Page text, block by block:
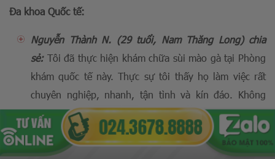
Đa khoa Quốc tế:
Nguyễn Thành N. (29 tuổi, Nam Thăng Long) chia
sẻ:Tôi đã thực hiện khám chữa sùi mào gà tại Phòng
khám quốc tế này. Thực sự tôi thấy họ làm việc rất
chuyên nghiệp, nhanh, tận tình và kín đáo. Không
gian tại phòng khám cũng rất riêng tư.
Bùi Thị Huyền Tr. (31 tuổi, Từ Liêm) chia sẻ:Tôi bị lây
sùi mào gà khi quan hệ tình dục ngoài luồng. Sau đó,